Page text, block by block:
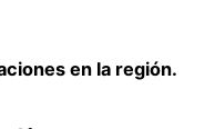
en la región.